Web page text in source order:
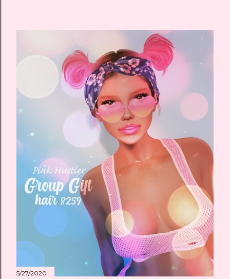
5/27/2020